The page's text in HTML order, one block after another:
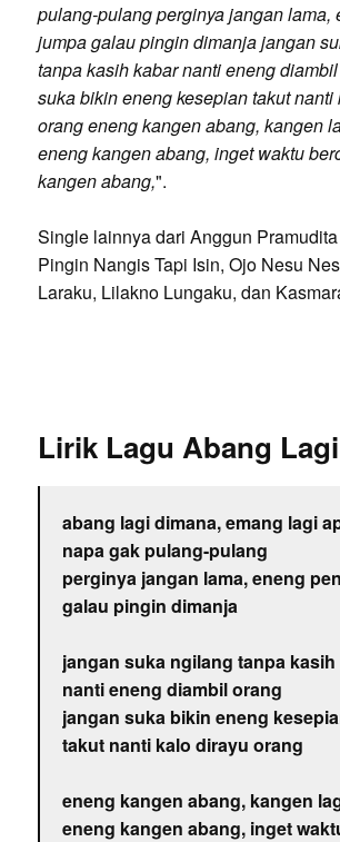
pulang-pulang perginya jangan lama,
jumpa galau pingin dimanja jangan
tanpa kasih kabar nanti eneng
suka bikin eneng kesepian takut nanti
orang eneng kangen abang, kangen
eneng kangen abang, inget waktu
kangen abang,".
Single lainnya dari Anggun
Pingin Nangis Tapi Isin, Ojo Nesu
Laraku, Lilakno Lungaku, dan
Lirik Lagu Abang
abang lagi dimana, emang lagi
napa gak pulang-pulang
perginya jangan lama, eneng
galau pingin dimanja
jangan suka ngilang tanpa kasih
nanti eneng diambil orang
jangan suka bikin eneng
takut nanti kalo dirayu orang
eneng kangen abang, kangen
eneng kangen abang, inget